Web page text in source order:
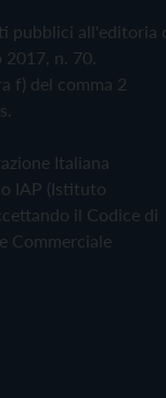
pubblici all'editoria
n. 70.
f) del comma 2
Italiana
IAP (Istituto
il Codice di
Commerciale